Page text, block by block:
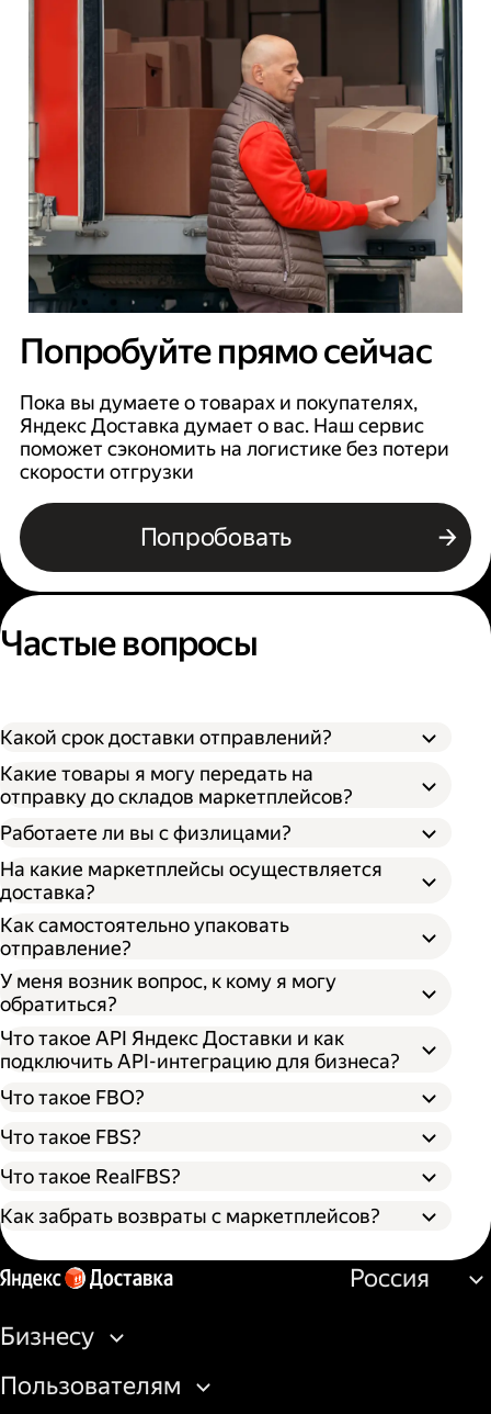
Попробуйте прямо сейчас
Пока вы думаете о товарах и покупателях,
Яндекс Доставка думает о вас. Наш сервис
поможет сэкономить на логистике без потери
скорости отгрузки
Попробовать
Частые вопросы
Какой срок доставки отправлений?
Какие товары я могу передать на
отправку до складов маркетплейсов?
Работаете ли вы с физлицами?
На какие маркетплейсы осуществляется
доставка?
Как самостоятельно упаковать
отправление?
У меня возник вопрос, к кому я могу
обратиться?
Что такое API Яндекс Доставки и как
подключить API-интеграцию для бизнеса?
Что такое FBO?
Что такое FBS?
Что такое RealFBS?
Как забрать возвраты с маркетплейсов?
Оформите заявку на вывоз возврата в
личном кабинете маркетплейса. Товар
выдачи.
Создайте заказ на вывоз курьером в
бизнес-кабинете Яндекс Доставки или
через API.
Россия
Бизнесу
Пользователям